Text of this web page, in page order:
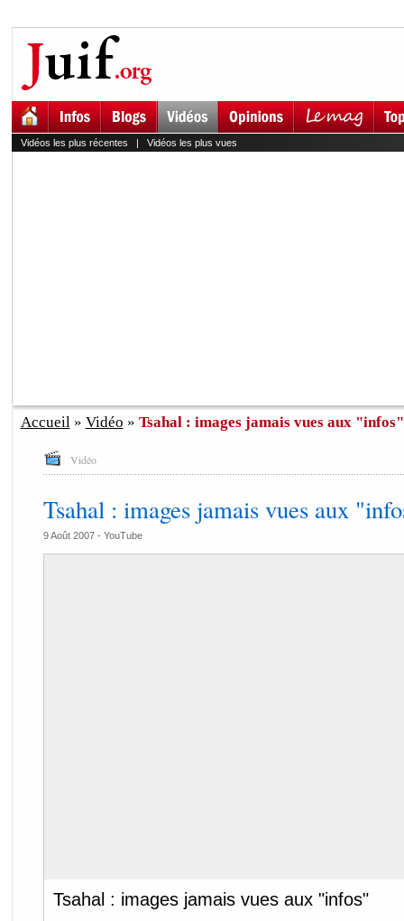
Vidéos les plus récentes | Vidéos les plus vues
Accueil» Vidéo » Tsahal : images jamais vues aux "infos"
Vidéo
Tsahal : images jamais vues aux
9 Août 2007 - YouTube
Tsahal : images jamais vues aux "infos"